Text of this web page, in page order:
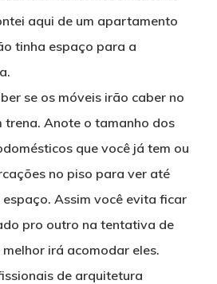
aqui de um apartamento
tinha espaço para a
se os móveis irão caber no
trena. Anote o tamanho dos
que você já tem ou
no piso para ver até
Assim você evita ficar
pro outro na tentativa de
irá acomodar eles.
de arquitetura